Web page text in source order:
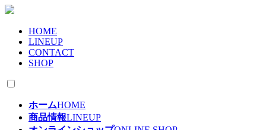
HOME
LINEUP
CONTACT
SHOP
ホームHOME
商品情報LINEUP